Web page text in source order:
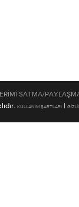
SATMA/
KULLANIM ŞARTLARI |